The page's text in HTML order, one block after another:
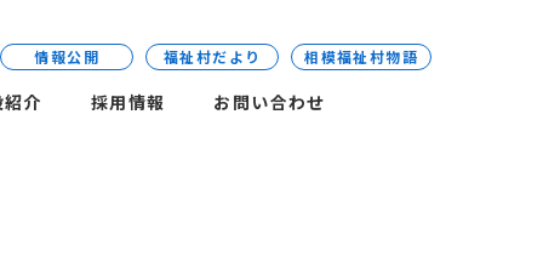
介 採用情報 お問い合わせ
情報公開 福祉村だより 相模福祉村物語